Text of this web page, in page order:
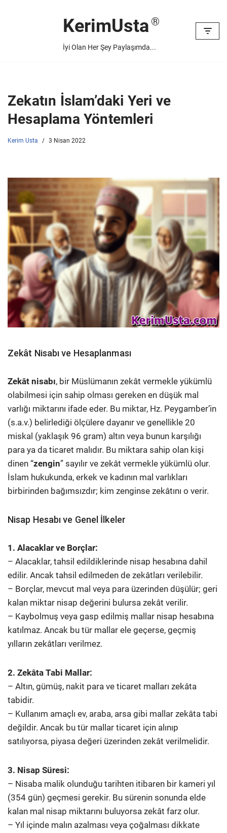
KerimUsta
İyi Olan Her Şey Paylaşımda...
Zekatın İslam’daki Yeri ve
Hesaplama Yöntemleri
Kerim Usta 3 Nisan 2022
Zekât Nisabı ve Hesaplanması
Zekât nisabı, bir Müslümanın zekât vermekle yükümlü
olabilmesi için sahip olması gereken en düşük mal
varlığı miktarını ifade eder. Bu miktar, Hz. Peygamber’in
(s.a.v.) belirlediği ölçülere dayanır ve genellikle 20
miskal (yaklaşık 96 gram) altın veya bunun karşılığı
para ya da ticaret malıdır. Bu miktara sahip olan kişi
dinen “zengin” sayılır ve zekât vermekle yükümlü olur.
İslam hukukunda, erkek ve kadının mal varlıkları
birbirinden bağımsızdır; kim zenginse zekâtını o verir.
Nisap Hesabı ve Genel İlkeler
1. Alacaklar ve Borçlar:
– Alacaklar, tahsil edildiklerinde nisap hesabına dahil
edilir. Ancak tahsil edilmeden de zekâtları verilebilir.
– Borçlar, mevcut mal veya para üzerinden düşülür; geri
kalan miktar nisap değerini bulursa zekât verilir.
– Kaybolmuş veya gasp edilmiş mallar nisap hesabına
katılmaz. Ancak bu tür mallar ele geçerse, geçmiş
yılların zekâtları verilmez.
2. Zekâta Tabi Mallar:
– Altın, gümüş, nakit para ve ticaret malları zekâta
tabidir.
– Kullanım amaçlı ev, araba, arsa gibi mallar zekâta tabi
değildir. Ancak bu tür mallar ticaret için alınıp
satılıyorsa, piyasa değeri üzerinden zekât verilmelidir.
3. Nisap Süresi:
– Nisaba malik olunduğu tarihten itibaren bir kameri yıl
(354 gün) geçmesi gerekir. Bu sürenin sonunda elde
kalan mal nisap miktarını buluyorsa zekât farz olur.
– Yıl içinde malın azalması veya çoğalması dikkate